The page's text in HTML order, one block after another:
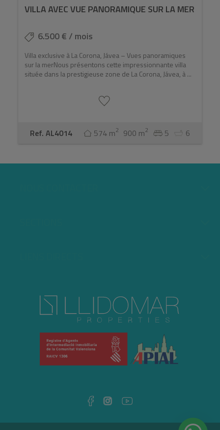
VILLA AVEC VUE PANORAMIQUE SUR LA MER
6.500 € / mois
Villa exclusive à La Corona, Jávea – Vues panoramiques
sur la merNous présentons cette impressionnante villa
située dans la prestigieuse zone de La Corona, Jávea, à ...
Ref. AL4014 574 m2 900 m2 5 6